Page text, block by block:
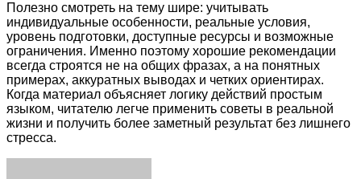
Полезно смотреть на тему шире: учитывать
индивидуальные особенности, реальные условия,
уровень подготовки, доступные ресурсы и возможные
ограничения. Именно поэтому хорошие рекомендации
всегда строятся не на общих фразах, а на понятных
примерах, аккуратных выводах и четких ориентирах.
Когда материал объясняет логику действий простым
языком, читателю легче применить советы в реальной
жизни и получить более заметный результат без лишнего
стресса.